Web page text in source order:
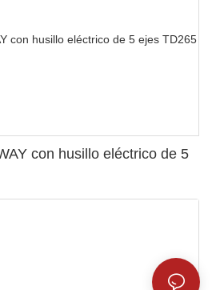
con husillo eléctrico de 5